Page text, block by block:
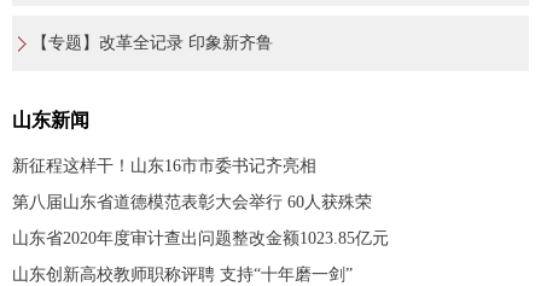
【专题】改革全记录 印象新齐鲁
山东新闻
新征程这样干！山东16市市委书记齐亮相
第八届山东省道德模范表彰大会举行 60人获殊荣
山东省2020年度审计查出问题整改金额1023.85亿元
山东创新高校教师职称评聘 支持“十年磨一剑”